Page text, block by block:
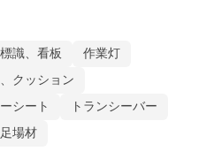
識、看板
作業灯
クッション
シート
トランシーバー
場材